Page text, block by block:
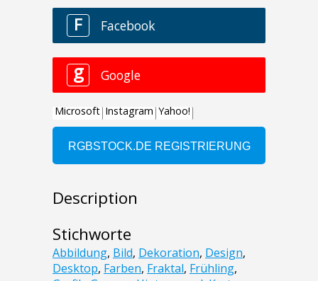
Description
Stichworte
Abbildung, Bild, Dekoration, Design,
Desktop, Farben, Fraktal, Frühling,